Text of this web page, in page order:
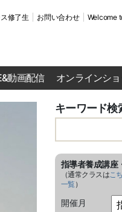
修了生 お問い合わせ Welcome
動画配信 オンラインシ
キーワード検
指導者養成講座
（通常クラスはこ
一覧）
開催月